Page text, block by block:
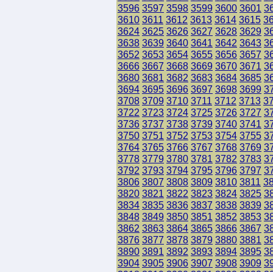
3596 3597 3598 3599 3600 3601
3610 3611 3612 3613 3614 3615
3624 3625 3626 3627 3628 3629
3638 3639 3640 3641 3642 3643
3652 3653 3654 3655 3656 3657
3666 3667 3668 3669 3670 3671
3680 3681 3682 3683 3684 3685
3694 3695 3696 3697 3698 3699
3708 3709 3710 3711 3712 3713
3722 3723 3724 3725 3726 3727
3736 3737 3738 3739 3740 3741
3750 3751 3752 3753 3754 3755
3764 3765 3766 3767 3768 3769
3778 3779 3780 3781 3782 3783
3792 3793 3794 3795 3796 3797
3806 3807 3808 3809 3810 3811
3820 3821 3822 3823 3824 3825
3834 3835 3836 3837 3838 3839
3848 3849 3850 3851 3852 3853
3862 3863 3864 3865 3866 3867
3876 3877 3878 3879 3880 3881
3890 3891 3892 3893 3894 3895
3904 3905 3906 3907 3908 3909